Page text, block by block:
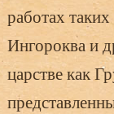
работах
Ингороква и
царстве как